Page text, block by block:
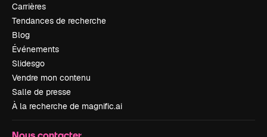
Carrières
Tendances de recherche
Blog
Événements
Slidesgo
Vendre mon contenu
Salle de presse
À la recherche de magnific.ai